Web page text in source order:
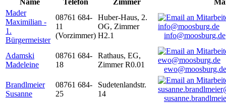
Name
Telefon Zimmer
Mader
Maximilian -
1.
Bürgermeister
08761 684-
11
(Vorzimmer)
Huber-Haus, 2.
OG, Zimmer
H2.1
info@moosburg.de
Adamski
Madeleine
08761 684-
18
Rathaus, EG,
Zimmer R0.01
ewo@moosburg.de
Brandlmeier
Susanne
08761 684-
25
Sudetenlandstr.
14